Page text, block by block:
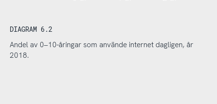
DIAGRAM 6.2
Andel av 0–10-åringar som använde internet dagligen, år
2018.